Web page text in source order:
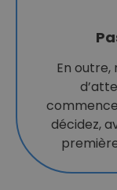
En outre,
décidez,